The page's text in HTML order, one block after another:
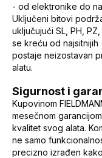
- od elektronike do
Uključeni bitovi
uključujući SL, PH,
se kreću od
postaje neizostavan
alatu.
Sigurnost i
Kupovinom
mesečnom
kvalitet svog alata.
ne samo
precizno izrađen